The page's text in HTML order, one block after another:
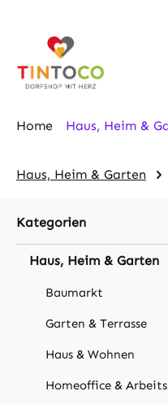
Home Haus, Heim &
Haus, Heim & Garten
Kategorien
Haus, Heim & Garten
Baumarkt
Garten & Terrasse
Haus & Wohnen
Homeoffice &